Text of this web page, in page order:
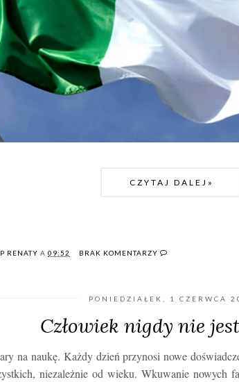
CZYTAJ DALEJ»
RENATY A 09:52 BRAK KOMENTARZY
PONIEDZIAŁEK, 1 CZERWCA
Człowiek nigdy nie
na naukę. Każdy dzień przynosi nowe
niezależnie od wieku. Wkuwanie nowych